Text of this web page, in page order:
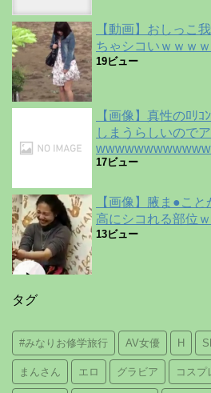
【動画】おしっこ
ちゃシコいｗｗｗ
19ビュー
【画像】真性のﾛﾘ
しまうらしいので
17ビュー
【画像】腋ま●こ
高にシコれる部位
13ビュー
タグ
#みなりお修学旅行 AV女優 H
まんさん エロ グラビア コスプ